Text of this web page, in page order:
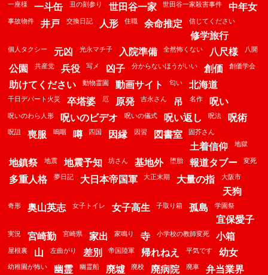
一座様 一斗缶 丑の刻参り 世田谷一家 世田谷一家殺害事件 中年女
事故物件 井戸 交換日記 人形 住職 余命推定 信じてください
修学旅行
個人タクシー 元凶 光永マチ子 入院準備 全然怖くない 八尺様 八開
公園 共産党 兵役 写メ 凶子 分からないほうがいい 創価 創価学会
助けてください 動物霊園 動画サイト 匂い 北海道
千日デパート火災 卒塔婆 厄 原発 吉永さん 吊 名作 呪い
呪いのわら人形 呪いのビデオ 呪いの儀式 呪い返し 呪法 呪術
呪詛 喪服 嗚咽 噂 四国 因縁 因習 図書室 固芥さん
土着信仰 地獄
地鎮祭 地震 地震予知 坊さん 基地外 堕胎 報道タブー 変死
多重人格 夢日記 大日本帝国軍 大正末期 大量の指 大阪市
天狗
奇形 奥山英志 女子トイレ 女子高生 子取り箱 孤島 学園祭
宜保愛子
実況 宮崎勤 宮崎県 家出 家鳴り 寺 小学校の教師変死 小箱
屋根裏 山 左曲がり 差別 帝国陸軍 帰れねえ 平気です 幼女
幼稚園が怖い 幽霊 幽霊船 廃墟 廃校 廃病院 廃車 弁当業界